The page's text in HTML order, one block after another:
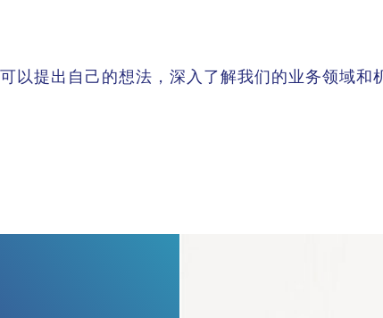
以提出自己的想法，深入了解我们的业务领域
就读大学期间赚取一定的酬劳？我们为热衷于
我们，我们一定记得您。
问我们的招聘广场。在此可查阅最新的招聘信
您的自荐信。
身份加入BHS时，我怎么也不会想到
多彩的工作日、出色的团队合作以及